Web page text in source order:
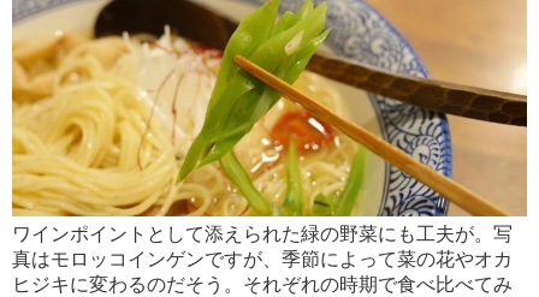
ワインポイントとして添えられた緑の野菜にも工夫が。写
真はモロッコインゲンですが、季節によって菜の花やオカ
ヒジキに変わるのだそう。それぞれの時期で食べ比べてみ